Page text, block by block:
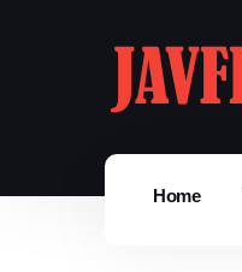
Home